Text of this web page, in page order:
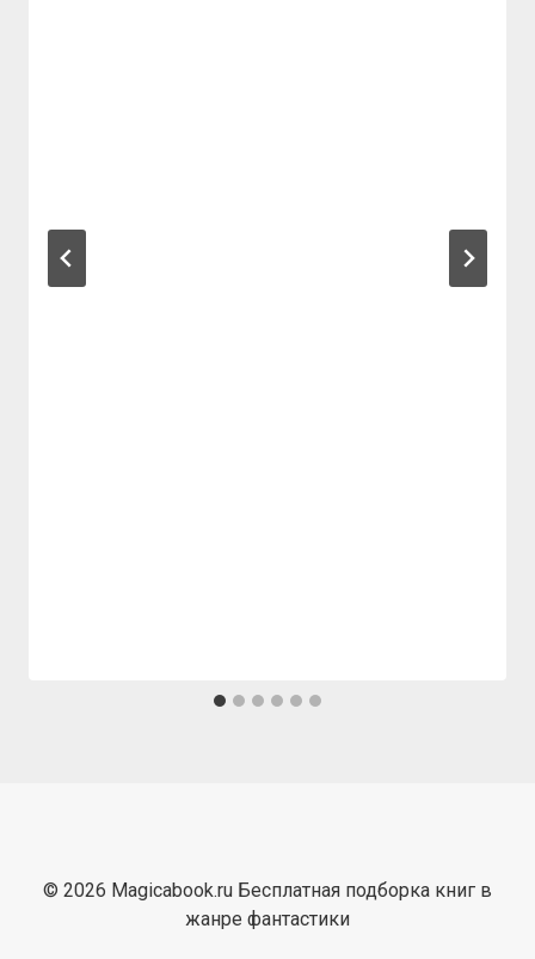
© 2026 Magicabook.ru Бесплатная подборка книг в
жанре фантастики